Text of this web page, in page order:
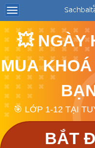
💥 NGÀY
MUA
🎯 LỚP 1-12 TẠI
BẮT